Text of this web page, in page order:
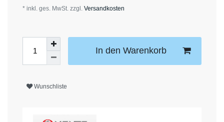
* inkl. ges. MwSt. zzgl. Versandkosten
In den Warenkorb
Wunschliste